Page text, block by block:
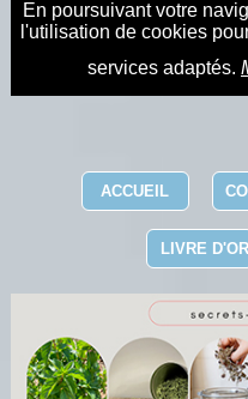
En poursuivant votre
l'utilisation de cookies
services adaptés.
ACCUEIL
LIVRE D'OR